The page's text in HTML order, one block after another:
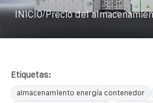
INICIO/Precio del
Etiquetas:
almacenamiento energía contenedor